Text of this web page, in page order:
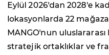
Eylül 2026'dan 2028'e
lokasyonlarda 22
MANGO'nun
stratejik ortaklıklar ve